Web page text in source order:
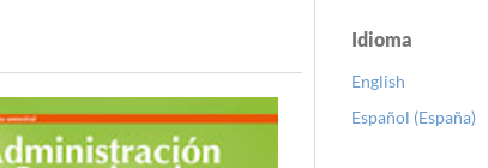
Idioma
English
Español (España)